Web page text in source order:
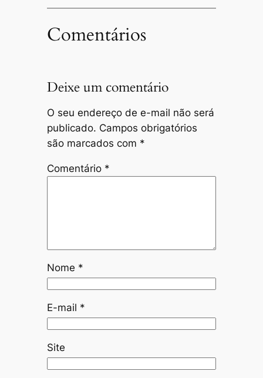
Comentários
Deixe um comentário
O seu endereço de e-mail não será
publicado. Campos obrigatórios
são marcados com *
Comentário *
Nome *
E-mail *
Site